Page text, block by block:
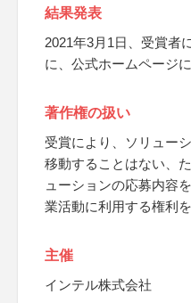
結果発表
2021年3月1日、受賞者
に、公式ホームページ
著作権の扱い
受賞により、ソリュー
移動することはない、
ューションの応募内容
業活動に利用する権利
主催
インテル株式会社